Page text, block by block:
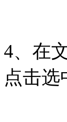
4、在
点击